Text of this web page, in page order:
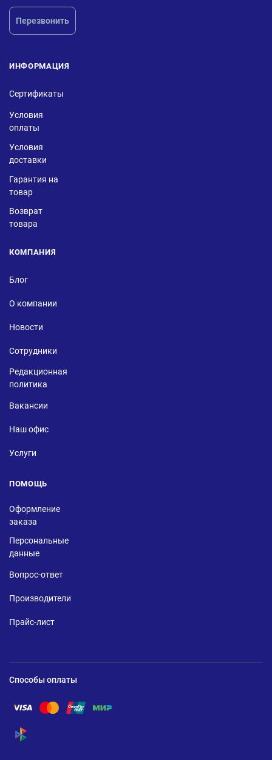
Перезвонить
ИНФОРМАЦИЯ
Сертификаты
Условия
оплаты
Условия
доставки
Гарантия на
товар
Возврат
товара
КОМПАНИЯ
Блог
О компании
Новости
Сотрудники
Редакционная
политика
Вакансии
Наш офис
Услуги
ПОМОЩЬ
Оформление
заказа
Персональные
данные
Вопрос-ответ
Производители
Прайс-лист
Способы оплаты
Помощь по оплате Visa
Помощь по оплате Mastercard
Помощь по оплате UnionPay
Помощь по оплате Мир
Помощь по оплате СБП